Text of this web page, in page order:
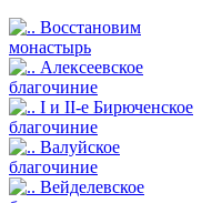
Восстановим
монастырь
Алексеевское
благочиние
I и II-е Бирюченское
благочиние
Валуйское
благочиние
Вейделевское